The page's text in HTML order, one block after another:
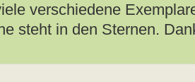
verschiedene
steht in den Sternen.